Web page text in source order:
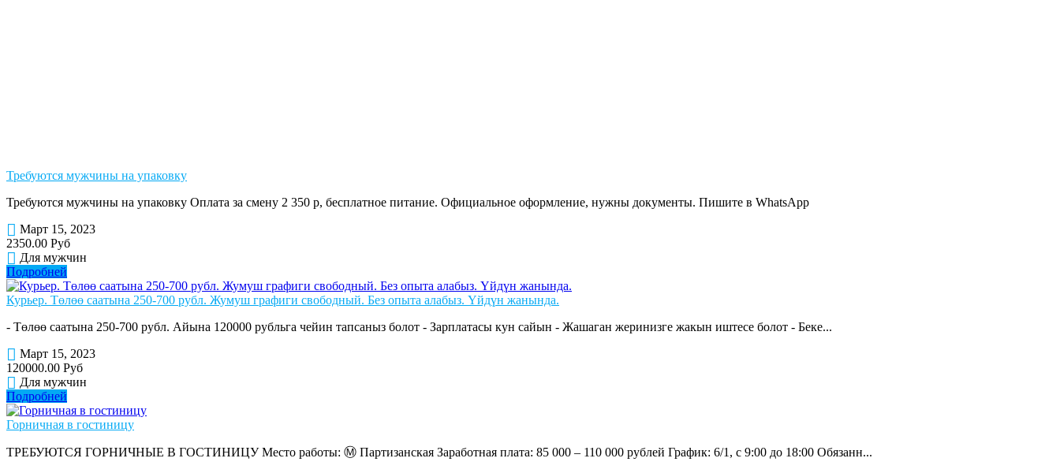
Требуются мужчины на упаковку
Требуются мужчины на упаковку Оплата за смену 2 350 р, бесплатное питание. Официальное оформление, нужны документы. Пишите в WhatsApp
Март 15, 2023
2350.00 Руб
Для мужчин
Подробней
Курьер. Төлөө саатына 250-700 рубл. Жумуш графиги свободный. Без опыта алабыз. Үйдүн жанында.
- Төлөө саатына 250-700 рубл. Айына 120000 рубльга чейин тапсаныз болот - Зарплатасы кун сайын - Жашаган жеринизге жакын иштесе болот - Беке...
Март 15, 2023
120000.00 Руб
Для мужчин
Подробней
Горничная в гостиницу
ТРЕБУЮТСЯ ГОРНИЧНЫЕ В ГОСТИНИЦУ Место работы: Ⓜ️ Партизанская Заработная плата: 85 000 – 110 000 рублей График: 6/1, с 9:00 до 18:00 Обязанн...